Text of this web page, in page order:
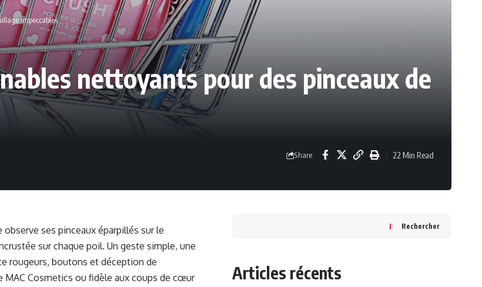
impeccables
nettoyants pour des pinceaux de
Share 22 Min Read
ses pinceaux éparpillés sur le
sur chaque poil. Un geste simple, une
rougeurs, boutons et déception de
MAC Cosmetics ou fidèle aux coups de cœur
Rechercher
Articles récents